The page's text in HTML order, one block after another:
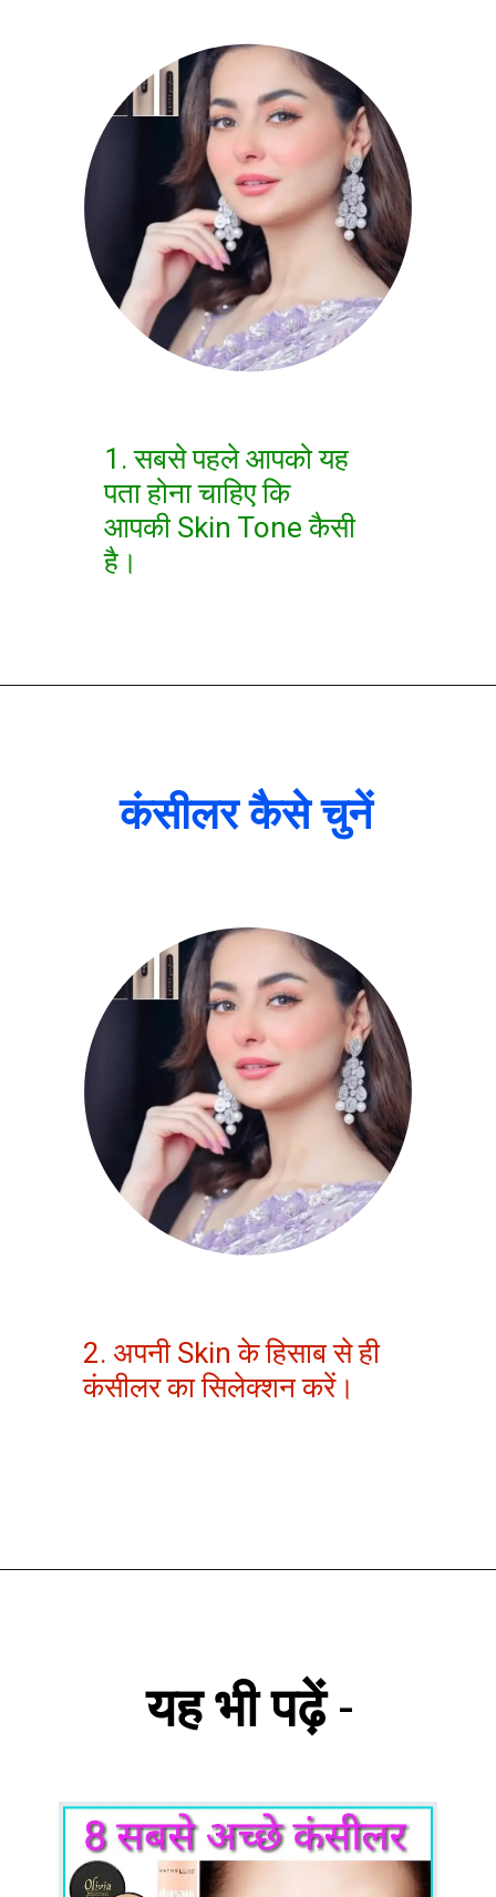
1. सबसे पहले आपको यह
पता होना चाहिए कि
आपकी Skin Tone कैसी
है।
2. अपनी Skin के हिसाब से ही
कंसीलर का सिलेक्शन करें।
कंसीलर कैसे चुनें
यह भी पढ़ें-